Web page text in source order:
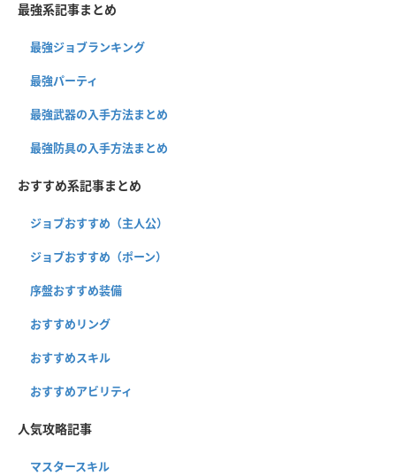
最強系記事まとめ
最強ジョブランキング
最強パーティ
最強武器の入手方法まとめ
最強防具の入手方法まとめ
おすすめ系記事まとめ
ジョブおすすめ（主人公）
ジョブおすすめ（ポーン）
序盤おすすめ装備
おすすめリング
おすすめスキル
おすすめアビリティ
人気攻略記事
マスタースキル